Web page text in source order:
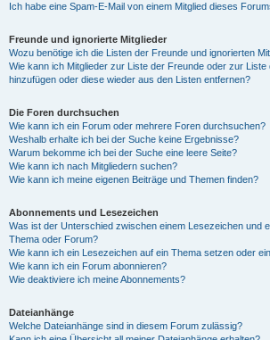
Ich habe eine Spam-E-Mail von einem Mitglied dieses
Freunde und ignorierte Mitglieder
Wozu benötige ich die Listen der Freunde und ignorierten
Wie kann ich Mitglieder zur Liste der Freunde oder zur Liste
hinzufügen oder diese wieder aus den Listen entfernen?
Die Foren durchsuchen
Wie kann ich ein Forum oder mehrere Foren durchsuchen?
Weshalb erhalte ich bei der Suche keine Ergebnisse?
Warum bekomme ich bei der Suche eine leere Seite?
Wie kann ich nach Mitgliedern suchen?
Wie kann ich meine eigenen Beiträge und Themen finden?
Abonnements und Lesezeichen
Was ist der Unterschied zwischen einem Lesezeichen und
Thema oder Forum?
Wie kann ich ein Lesezeichen auf ein Thema setzen oder
Wie kann ich ein Forum abonnieren?
Wie deaktiviere ich meine Abonnements?
Dateianhänge
Welche Dateianhänge sind in diesem Forum zulässig?